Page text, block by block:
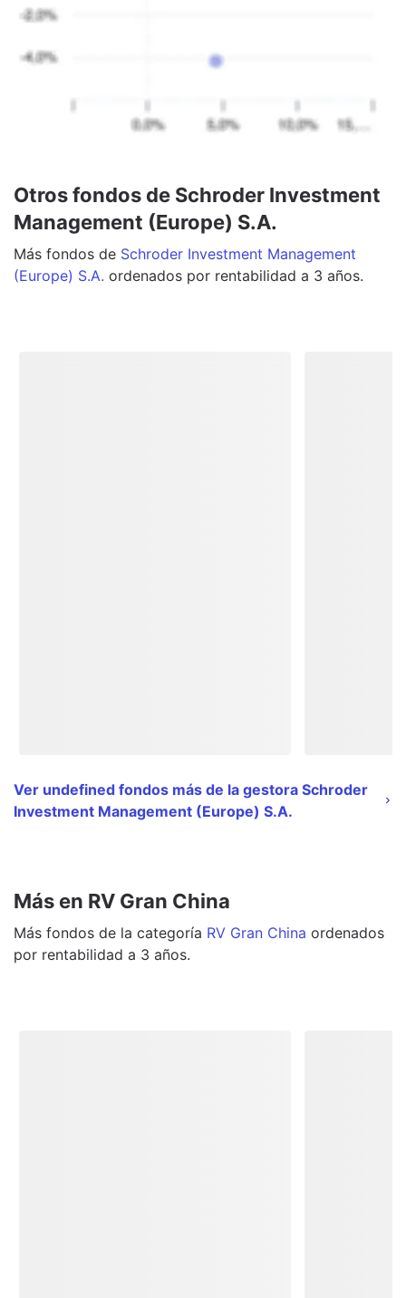
Otros fondos de Schroder Investment
Management (Europe) S.A.
Más fondos de Schroder Investment Management
(Europe) S.A. ordenados por rentabilidad a 3 años.
Ver undefined fondos más de la gestora Schroder
Investment Management (Europe) S.A.
Más en RV Gran China
Más fondos de la categoría RV Gran China ordenados
por rentabilidad a 3 años.